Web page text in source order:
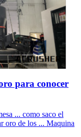
para conocer
... como saco el
oro de los ... Maquina